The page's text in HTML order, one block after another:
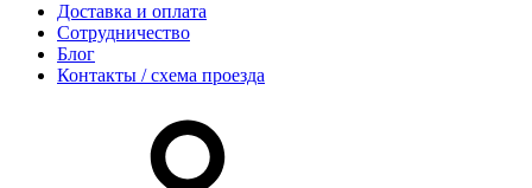
Доставка и оплата
Сотрудничество
Блог
Контакты / схема проезда